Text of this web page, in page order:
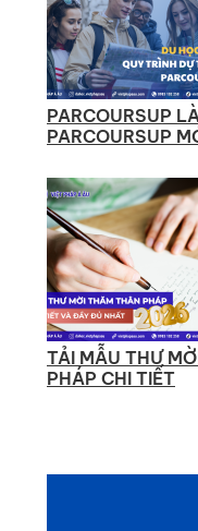
PARCOURSUP
PARCOURSUP
TẢI MẪU THƯ
PHÁP CHI TIẾT